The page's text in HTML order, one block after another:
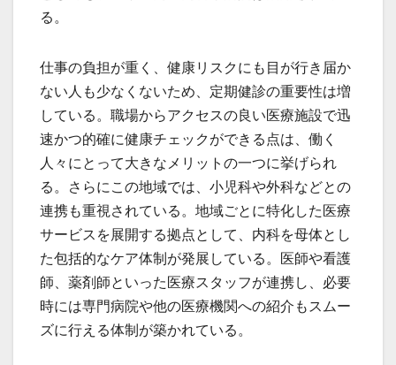
る。
仕事の負担が重く、健康リスクにも目が行き届か
ない人も少なくないため、定期健診の重要性は増
している。職場からアクセスの良い医療施設で迅
速かつ的確に健康チェックができる点は、働く
人々にとって大きなメリットの一つに挙げられ
る。さらにこの地域では、小児科や外科などとの
連携も重視されている。地域ごとに特化した医療
サービスを展開する拠点として、内科を母体とし
た包括的なケア体制が発展している。医師や看護
師、薬剤師といった医療スタッフが連携し、必要
時には専門病院や他の医療機関への紹介もスムー
ズに行える体制が築かれている。